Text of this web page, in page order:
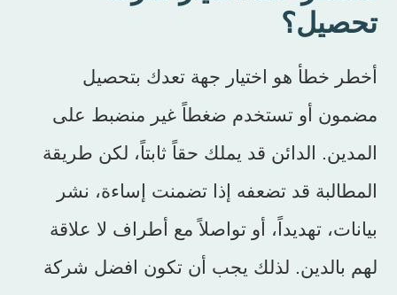
تحصيل؟
أخطر خطأ هو اختيار جهة تعدك بتحصيل
مضمون أو تستخدم ضغطاً غير منضبط على
المدين. الدائن قد يملك حقاً ثابتاً، لكن طريقة
المطالبة قد تضعفه إذا تضمنت إساءة، نشر
بيانات، تهديداً، أو تواصلاً مع أطراف لا علاقة
لهم بالدين. لذلك يجب أن تكون افضل شركة